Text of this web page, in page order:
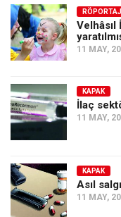
Amerika
Avustralya
Tarih
Düşünce
Dosyalar
RÖPORTAJ
11 MAY,
KAPAK
İlaç
11 MAY,
KAPAK
Asıl
11 MAY,